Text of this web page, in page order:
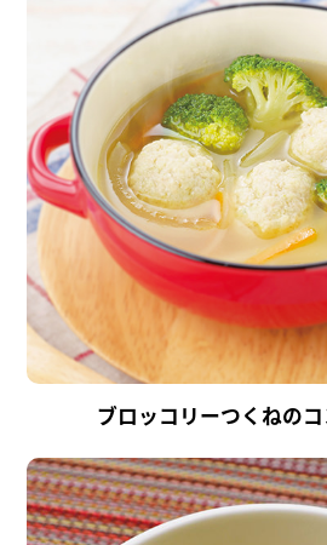
ブロッコリーつくねの